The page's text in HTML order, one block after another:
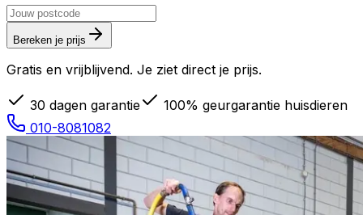
Bereken je prijs
Gratis en vrijblijvend. Je ziet direct je prijs.
30 dagen garantie
100% geurgarantie huisdieren
010-8081082